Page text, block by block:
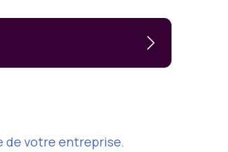
de votre entreprise.